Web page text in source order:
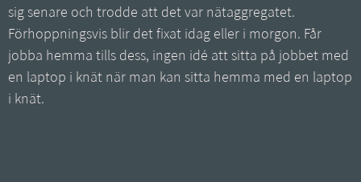
sig senare och trodde att det var nätaggregatet.
Förhoppningsvis blir det fixat idag eller i morgon. Får
jobba hemma tills dess, ingen idé att sitta på jobbet med
en laptop i knät när man kan sitta hemma med en laptop
i knät.